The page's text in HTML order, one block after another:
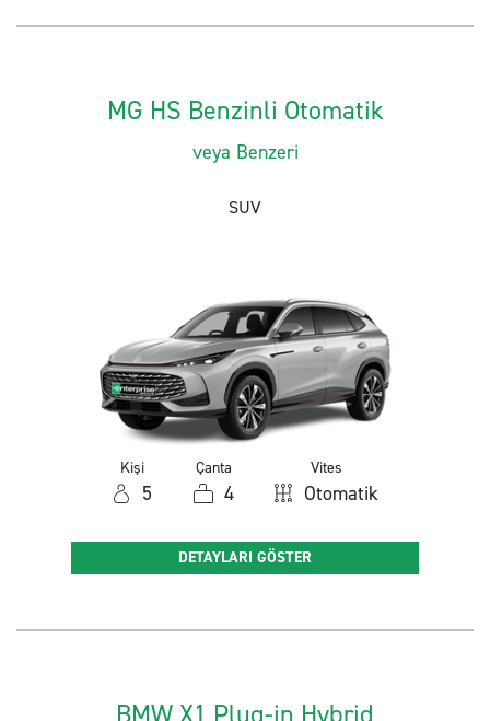
MG HS Benzinli Otomatik
veya Benzeri
SUV
Kişi
5
Çanta
4
Vites
Otomatik
DETAYLARI GÖSTER
BMW X1 Plug-in Hybrid